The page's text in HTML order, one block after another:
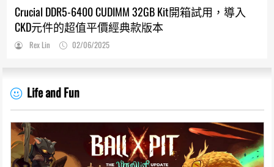
Crucial DDR5-6400 CUDIMM 32GB Kit開箱試用，導入
CKD元件的超值平價經典款版本
Rex Lin 02/06/2025
Life and Fun